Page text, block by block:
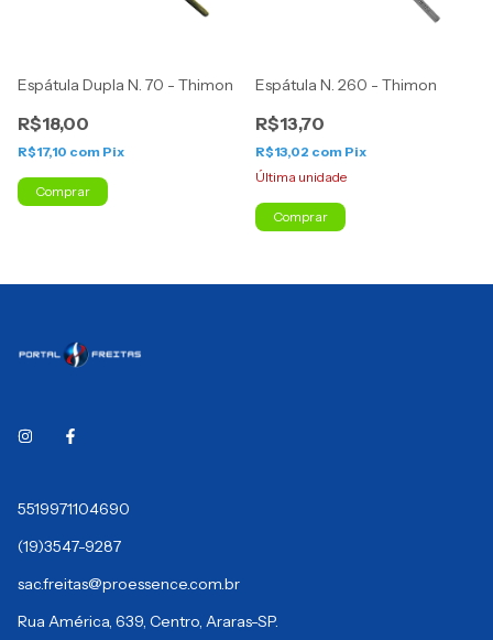
Espátula Dupla N. 70 - Thimon
R$18,00
R$17,10 com Pix
Espátula N. 260 - Thimon
R$13,70
R$13,02 com Pix
Última unidade
5519971104690
(19)3547-9287
sac.freitas@proessence.com.br
Rua América, 639, Centro, Araras-SP.